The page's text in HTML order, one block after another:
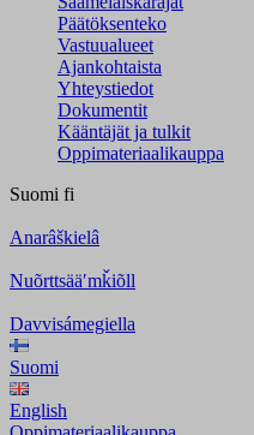
Päätöksenteko
Vastuualueet
Ajankohtaista
Yhteystiedot
Dokumentit
Kääntäjät ja tulkit
Oppimateriaalikauppa
Suomi fi
Anarâškielâ
Nuõrttsääʹmǩiõll
Davvisámegiella
Suomi
English